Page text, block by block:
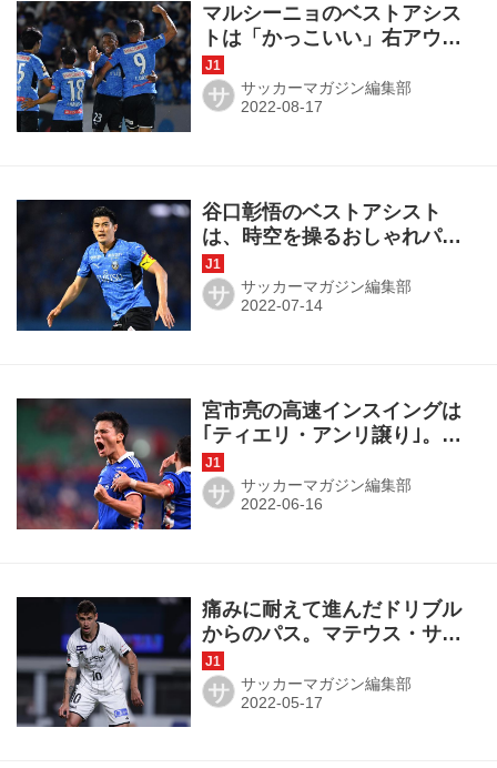
マルシーニョのベストアシス
トは「かっこいい」右アウト
サイドパス！「まさにそのタ
イミングだった｣【月間表彰イ
ンタビュー】
サ サッカーマガジン編集部
谷口彰悟のベストアシスト
は、時空を操るおしゃれパ
ス。｢蹴った瞬間、中村憲剛さ
んっぽいな、と｣【月間表彰イ
ンタビュー】
サ サッカーマガジン編集部
宮市亮の高速インスイングは
｢ティエリ・アンリ譲り｣。左
からファーに送ったアシスト
の秘密は「ゴールを狙わな
い」こと【月間表彰インタビ
サ サッカーマガジン編集部
痛みに耐えて進んだドリブル
からのパス。マテウス・サヴ
ィオが語った「うまく決着を
つけた」アシストの秘密【月
間表彰インタビュー】
サ サッカーマガジン編集部